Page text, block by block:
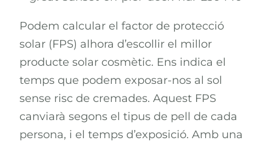
Podem calcular el factor de protecció
solar (FPS) alhora d’escollir el millor
producte solar cosmètic. Ens indica el
temps que podem exposar-nos al sol
sense risc de cremades. Aquest FPS
canviarà segons el tipus de pell de cada
persona, i el temps d’exposició. Amb una